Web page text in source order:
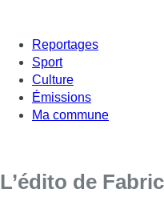
Reportages
Sport
Culture
Émissions
Ma commune
L’édito de